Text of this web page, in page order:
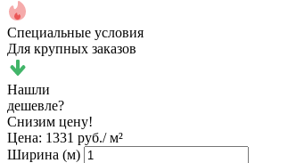
Специальные условия
Для крупных заказов
Нашли
дешевле?
Снизим цену!
Цена: 1331 руб./ м²
Ширина (м)